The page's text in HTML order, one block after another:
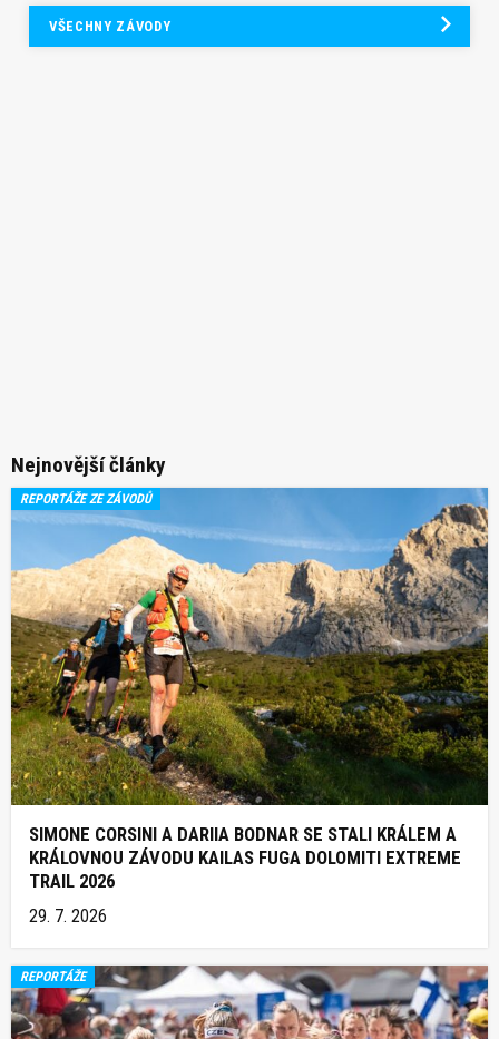
VŠECHNY ZÁVODY
Nejnovější články
REPORTÁŽE ZE ZÁVODŮ
SIMONE CORSINI A DARIIA BODNAR SE STALI KRÁLEM A
KRÁLOVNOU ZÁVODU KAILAS FUGA DOLOMITI EXTREME
TRAIL 2026
29. 7. 2026
REPORTÁŽE